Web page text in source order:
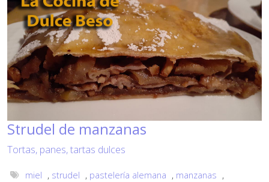
Strudel de manzanas
Tortas, panes, tartas dulces
miel , strudel , pastelería alemana , manzanas ,